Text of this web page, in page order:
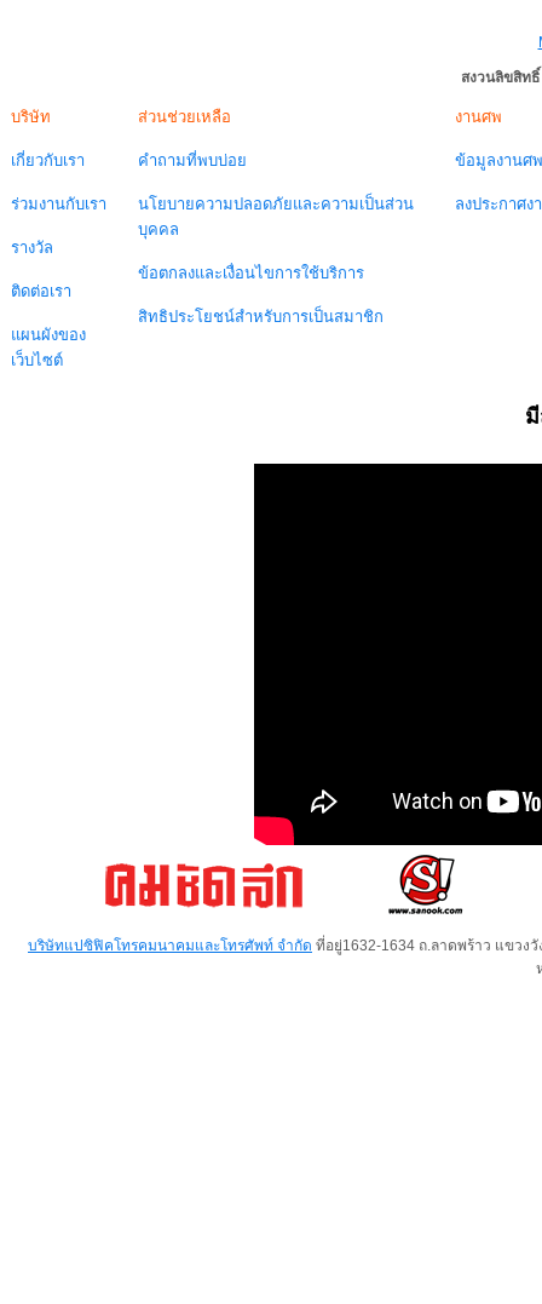
สงวนลิขสิท
บริษัท
เกี่ยวกับเรา
ร่วมงานกับเรา
รางวัล
ติดต่อเรา
แผนผังของ
เว็บไซต์
ส่วนช่วยเหลือ
คำถามที่พบบ่อย
นโยบายความปลอดภัยและความเป็นส่วน
บุคคล
ข้อตกลงและเงื่อนไขการใช้บริการ
สิทธิประโยชน์สำหรับการเป็นสมาชิก
งานศพ
ข้อมูลงานศพ
ลงประกาศง
บริษัทแปซิฟิคโทรคมนาคมและโทรศัพท์ จำกัด ที่อยู่1632-1634 ถ.ลาดพร้าว แขวง